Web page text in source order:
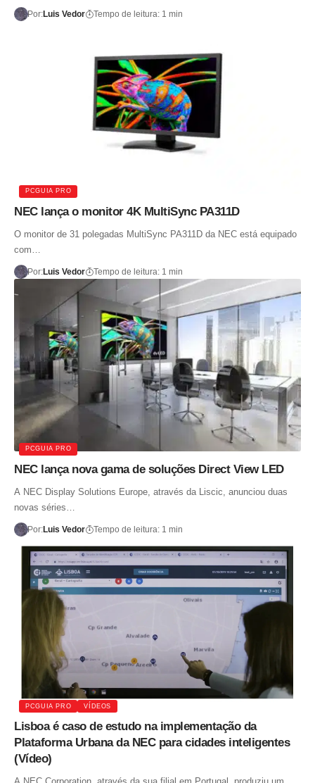
Por:Luis Vedor Tempo de leitura: 1 min
PCGUIA PRO
NEC lança o monitor 4K MultiSync PA311D
O monitor de 31 polegadas MultiSync PA311D da NEC está equipado
com…
Por:Luis Vedor Tempo de leitura: 1 min
PCGUIA PRO
NEC lança nova gama de soluções Direct View LED
A NEC Display Solutions Europe, através da Liscic, anunciou duas
novas séries…
Por:Luis Vedor Tempo de leitura: 1 min
PCGUIA PRO VÍDEOS
Lisboa é caso de estudo na implementação da
Plataforma Urbana da NEC para cidades inteligentes
(Vídeo)